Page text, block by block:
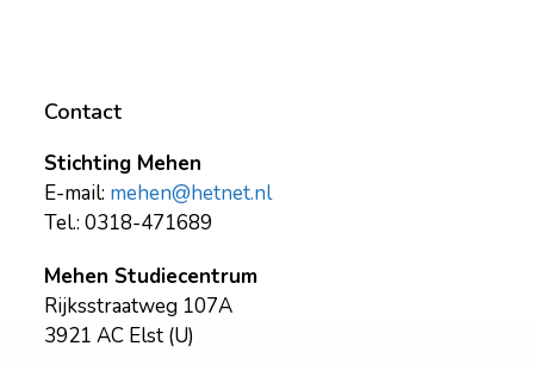
Contact
Stichting Mehen
E-mail: mehen@hetnet.nl
Tel.: 0318-471689
Mehen Studiecentrum
Rijksstraatweg 107A
3921 AC Elst (U)